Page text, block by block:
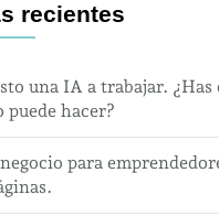
recientes
una IA a trabajar.
puede hacer?
para